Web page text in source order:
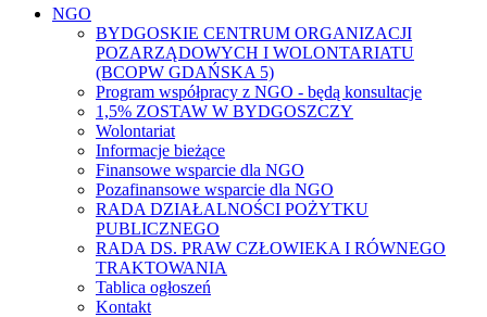
NGO
BYDGOSKIE CENTRUM ORGANIZACJI
POZARZĄDOWYCH I WOLONTARIATU
(BCOPW GDAŃSKA 5)
Program współpracy z NGO - będą konsultacje
1,5% ZOSTAW W BYDGOSZCZY
Wolontariat
Informacje bieżące
Finansowe wsparcie dla NGO
Pozafinansowe wsparcie dla NGO
RADA DZIAŁALNOŚCI POŻYTKU
PUBLICZNEGO
RADA DS. PRAW CZŁOWIEKA I RÓWNEGO
TRAKTOWANIA
Tablica ogłoszeń
Kontakt